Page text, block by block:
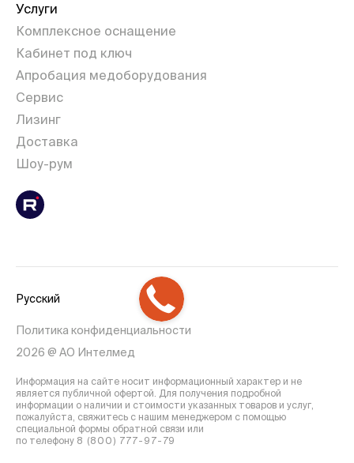
Услуги
Комплексное оснащение
Кабинет под ключ
Апробация медоборудования
Сервис
Лизинг
Доставка
Шоу-рум
Русский
Политика конфиденциальности
2026 @ АО Интелмед
Информация на сайте носит информационный характер и не
является публичной офертой. Для получения подробной
информации о наличии и стоимости указанных товаров и услуг,
пожалуйста, свяжитесь с нашим менеджером с помощью
специальной формы обратной связи или
по телефону 8 (800) 777-97-79